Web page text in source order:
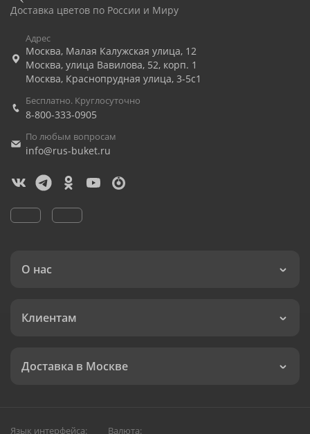
Доставка цветов по России и Миру
Адрес
Москва, Малая Калужская улица, 12
Москва, улица Вавилова, 52, корп. 1
Москва, Краснопрудная улица, 3-5с1
Бесплатно. Круглосуточно
8-800-333-0905
По любым вопросам
info@rus-buket.ru
О нас
Клиентам
Доставка в Москве
Язык интерфейса: Валюта: